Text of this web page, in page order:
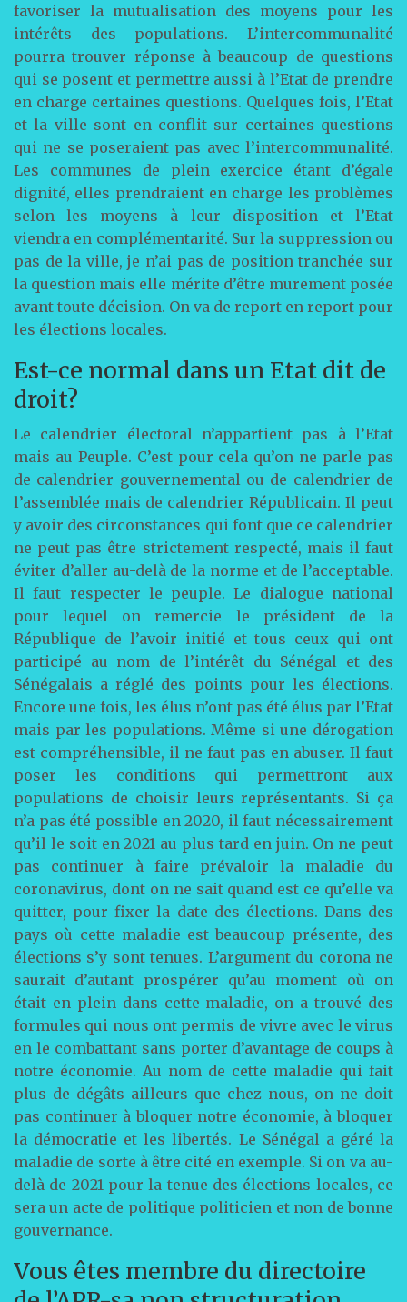
favoriser la mutualisation des moyens pour les
intérêts des populations. L’intercommunalité
pourra trouver réponse à beaucoup de questions
qui se posent et permettre aussi à l’Etat de prendre
en charge certaines questions. Quelques fois, l’Etat
et la ville sont en conflit sur certaines questions
qui ne se poseraient pas avec l’intercommunalité.
Les communes de plein exercice étant d’égale
dignité, elles prendraient en charge les problèmes
selon les moyens à leur disposition et l’Etat
viendra en complémentarité. Sur la suppression ou
pas de la ville, je n’ai pas de position tranchée sur
la question mais elle mérite d’être murement posée
avant toute décision. On va de report en report pour
les élections locales.
Est-ce normal dans un Etat dit de
droit?
Le calendrier électoral n’appartient pas à l’Etat
mais au Peuple. C’est pour cela qu’on ne parle pas
de calendrier gouvernemental ou de calendrier de
l’assemblée mais de calendrier Républicain. Il peut
y avoir des circonstances qui font que ce calendrier
ne peut pas être strictement respecté, mais il faut
éviter d’aller au-delà de la norme et de l’acceptable.
Il faut respecter le peuple. Le dialogue national
pour lequel on remercie le président de la
République de l’avoir initié et tous ceux qui ont
participé au nom de l’intérêt du Sénégal et des
Sénégalais a réglé des points pour les élections.
Encore une fois, les élus n’ont pas été élus par l’Etat
mais par les populations. Même si une dérogation
est compréhensible, il ne faut pas en abuser. Il faut
poser les conditions qui permettront aux
populations de choisir leurs représentants. Si ça
n’a pas été possible en 2020, il faut nécessairement
qu’il le soit en 2021 au plus tard en juin. On ne peut
pas continuer à faire prévaloir la maladie du
coronavirus, dont on ne sait quand est ce qu’elle va
quitter, pour fixer la date des élections. Dans des
pays où cette maladie est beaucoup présente, des
élections s’y sont tenues. L’argument du corona ne
saurait d’autant prospérer qu’au moment où on
était en plein dans cette maladie, on a trouvé des
formules qui nous ont permis de vivre avec le virus
en le combattant sans porter d’avantage de coups à
notre économie. Au nom de cette maladie qui fait
plus de dégâts ailleurs que chez nous, on ne doit
pas continuer à bloquer notre économie, à bloquer
la démocratie et les libertés. Le Sénégal a géré la
maladie de sorte à être cité en exemple. Si on va au-
delà de 2021 pour la tenue des élections locales, ce
sera un acte de politique politicien et non de bonne
gouvernance.
Vous êtes membre du directoire